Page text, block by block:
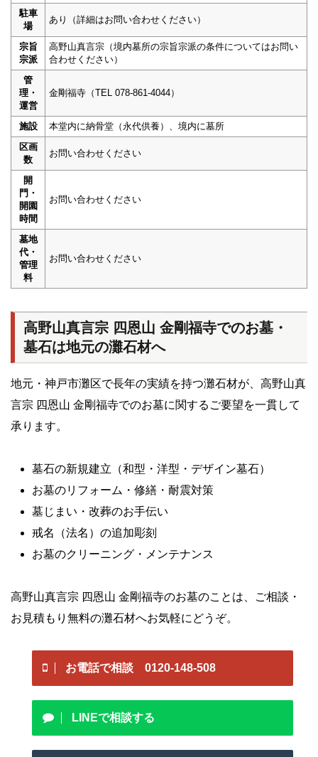
駐車
場
あり（詳細はお問い合わせください）
宗旨
宗派
高野山真言宗（境内墓所の宗旨宗派の条件についてはお問い
合わせください）
管
理・
運営
金剛福寺（TEL 078-861-4044）
施設
本堂内に納骨堂（永代供養）、境内に墓所
区画
数
お問い合わせください
開
門・
開園
時間
お問い合わせください
墓地
代・
管理
料
お問い合わせください
高野山真言宗 四恩山 金剛福寺でのお墓・
墓石は地元の灘石材へ
地元・神戸市灘区で長年の実績を持つ灘石材が、高野山真
言宗 四恩山 金剛福寺でのお墓に関するご要望を一貫して
承ります。
墓石の新規建立（和型・洋型・デザイン墓石）
お墓のリフォーム・修繕・耐震対策
墓じまい・改葬のお手伝い
戒名（法名）の追加彫刻
お墓のクリーニング・メンテナンス
高野山真言宗 四恩山 金剛福寺のお墓のことは、ご相談・
お見積もり無料の灘石材へお気軽にどうぞ。
お電話で相談 0120-148-508
LINEで相談する